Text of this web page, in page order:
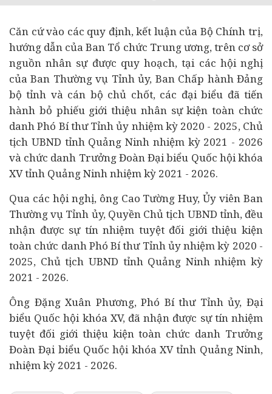
Căn cứ vào các quy định, kết luận của Bộ Chính trị,
hướng dẫn của Ban Tổ chức Trung ương, trên cơ sở
nguồn nhân sự được quy hoạch, tại các hội nghị
của Ban Thường vụ Tỉnh ủy, Ban Chấp hành Đảng
bộ tỉnh và cán bộ chủ chốt, các đại biểu đã tiến
hành bỏ phiếu giới thiệu nhân sự kiện toàn chức
danh Phó Bí thư Tỉnh ủy nhiệm kỳ 2020 - 2025, Chủ
tịch UBND tỉnh Quảng Ninh nhiệm kỳ 2021 - 2026
và chức danh Trưởng Đoàn Đại biểu Quốc hội khóa
XV tỉnh Quảng Ninh nhiệm kỳ 2021 - 2026.
Qua các hội nghị, ông Cao Tường Huy, Ủy viên Ban
Thường vụ Tỉnh ủy, Quyền Chủ tịch UBND tỉnh, đều
nhận được sự tín nhiệm tuyệt đối giới thiệu kiện
toàn chức danh Phó Bí thư Tỉnh ủy nhiệm kỳ 2020 -
2025, Chủ tịch UBND tỉnh Quảng Ninh nhiệm kỳ
2021 - 2026.
Ông Đặng Xuân Phương, Phó Bí thư Tỉnh ủy, Đại
biểu Quốc hội khóa XV, đã nhận được sự tín nhiệm
tuyệt đối giới thiệu kiện toàn chức danh Trưởng
Đoàn Đại biểu Quốc hội khóa XV tỉnh Quảng Ninh,
nhiệm kỳ 2021 - 2026.